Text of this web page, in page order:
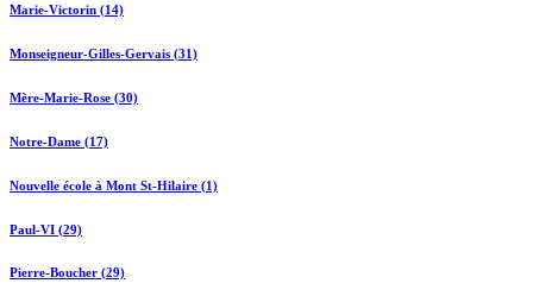
Marie-Victorin (14)
Monseigneur-Gilles-Gervais (31)
Mère-Marie-Rose (30)
Notre-Dame (17)
Nouvelle école à Mont St-Hilaire (1)
Paul-VI (29)
Pierre-Boucher (29)